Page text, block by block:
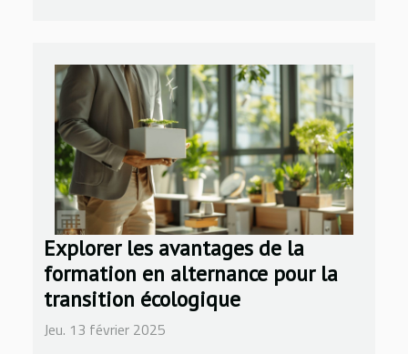
Explorer les avantages de la
formation en alternance pour la
transition écologique
Jeu. 13 février 2025